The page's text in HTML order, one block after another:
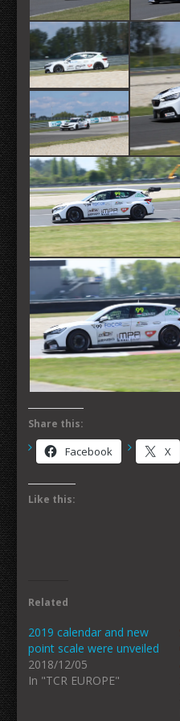
Share this:
Facebook X
Like this:
Related
2019 calendar and new
point scale were unveiled
2018/12/05
In "TCR EUROPE"